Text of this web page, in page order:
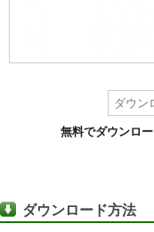
無料でダウンロー
ダウンロード方法